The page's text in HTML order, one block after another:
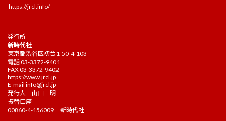
https://jrcl.info/
発行所
新時代社
東京都渋谷区初台1-50-4-103
電話 03-3372-9401
FAX 03-3372-9402
https://www.jrcl.jp
E-mail info@jrcl.jp
発行人 山口 明
振替口座
00860-4-156009 新時代社